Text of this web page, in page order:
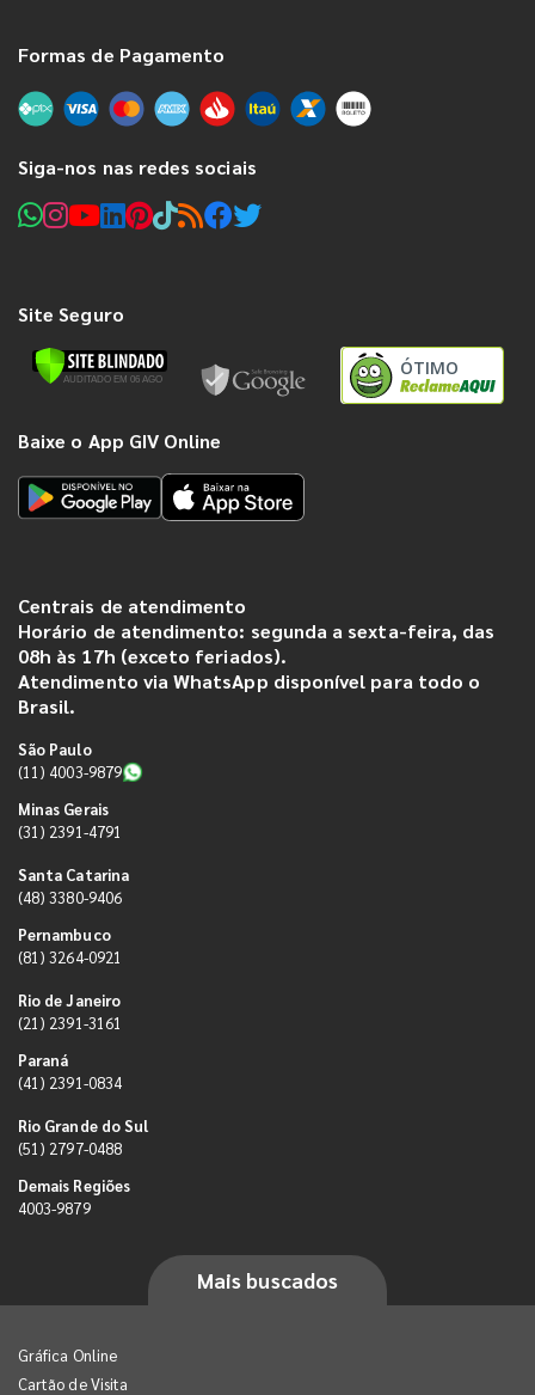
Formas de Pagamento
Siga-nos nas redes sociais
Site Seguro
ÓTIMO
Baixe o App GIV Online
Centrais de atendimento
Horário de atendimento: segunda a sexta-feira, das
08h às 17h (exceto feriados).
Atendimento via WhatsApp disponível para todo o
Brasil.
São Paulo
(11) 4003-9879
Minas Gerais
(31) 2391-4791
Santa Catarina
(48) 3380-9406
Pernambuco
(81) 3264-0921
Rio de Janeiro
(21) 2391-3161
Paraná
(41) 2391-0834
Rio Grande do Sul
(51) 2797-0488
Demais Regiões
4003-9879
Mais buscados
Gráfica Online
Cartão de Visita